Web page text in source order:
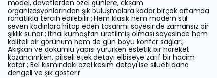
model, davetlerden özel günlere, akşam
organizasyonlarından şık buluşmalara kadar birçok ortamda
rahatlıkla tercih edilebilir.; Hem klasik hem modern stil
seven kadınlara hitap eden tasarımı sayesinde zamansız bir
şıklık sunar.; İthal kumaştan üretilmiş olması sayesinde hem
kaliteli bir görünüm hem de gün boyu konfor sağlar.;
Akışkan ve dökümlü yapısı yürürken estetik bir hareket
kazandırırken, piliseli etek detayı elbiseye zarif bir hacim
katar.; Bel kısmındaki özel kesim detayı ise silueti daha
dengeli ve şık gösterir